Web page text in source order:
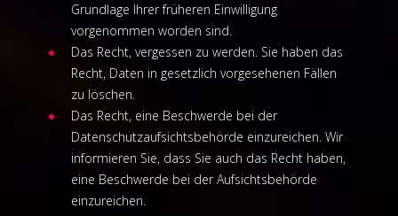
Grundlage Ihrer früheren Einwilligung
vorgenommen worden sind.
Das Recht, vergessen zu werden. Sie haben das
Recht, Daten in gesetzlich vorgesehenen Fällen
zu löschen.
Das Recht, eine Beschwerde bei der
Datenschutzaufsichtsbehörde einzureichen. Wir
informieren Sie, dass Sie auch das Recht haben,
eine Beschwerde bei der Aufsichtsbehörde
einzureichen.